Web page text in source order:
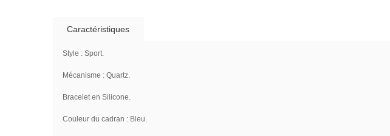
Caractéristiques
Style : Sport.
Mécanisme : Quartz.
Bracelet en Silicone.
Couleur du cadran : Bleu.